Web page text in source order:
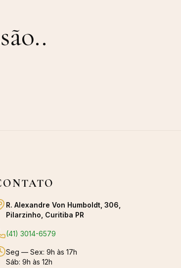
.
R. Alexandre Von Humboldt, 306,
Pilarzinho, Curitiba PR
(41) 3014-6579
Seg — Sex: 9h às 17h
Sáb: 9h às 12h